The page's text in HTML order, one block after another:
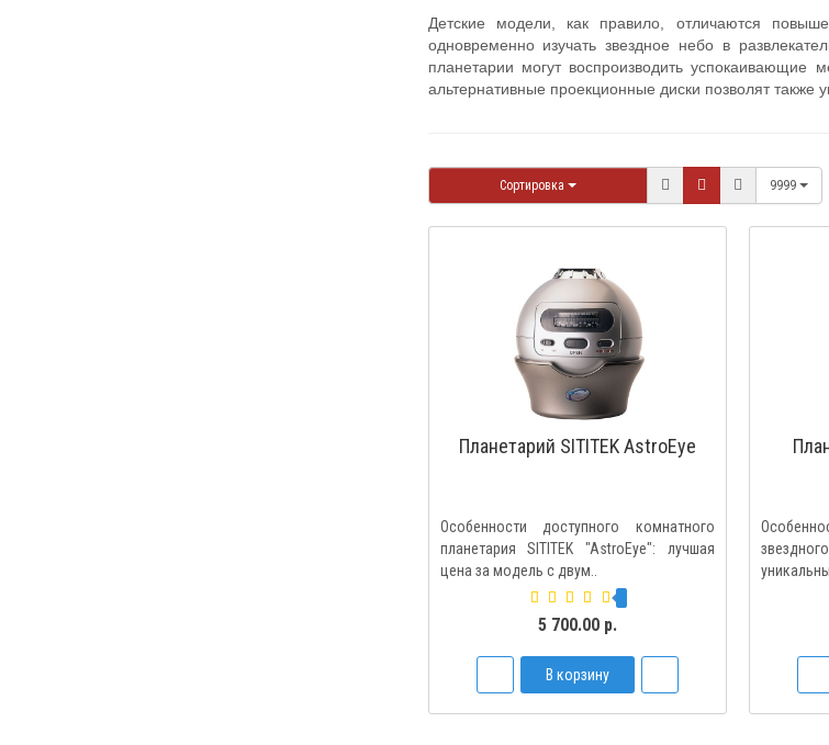
Детские модели, как правило, отличаются
одновременно изучать звездное небо в
планетарии могут воспроизводить
альтернативные проекционные диски позволят также
Сортировка 9999
Планетарий SITITEK AstroEye
Особенности доступного комнатного
планетария SITITEK "AstroEye": лучшая
цена за модель с двум..
5 700.00 р.
В корзину